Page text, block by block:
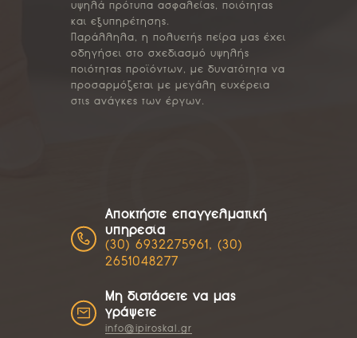
υψηλά πρότυπα ασφαλείας, ποιότητας
και εξυπηρέτησης.
Παράλληλα, η πολυετής πείρα μας έχει
οδηγήσει στο σχεδιασμό υψηλής
ποιότητας προϊόντων, με δυνατότητα να
προσαρμόζεται με μεγάλη ευχέρεια
στις ανάγκες των έργων.
Αποκτήστε επαγγελματική
υπηρεσία
(30) 6932275961, (30)
2651048277
Μη διστάσετε να μας
γράψετε
info@ipiroskal.gr